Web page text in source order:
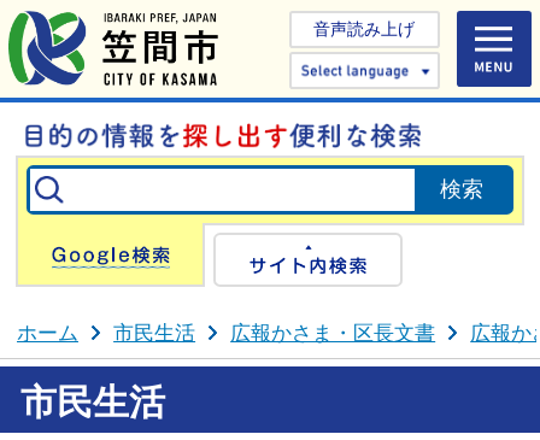
音声読み上げ
Select
Google検索
ホーム 市民生活 広報かさま・区長文書 広報か
市民生活